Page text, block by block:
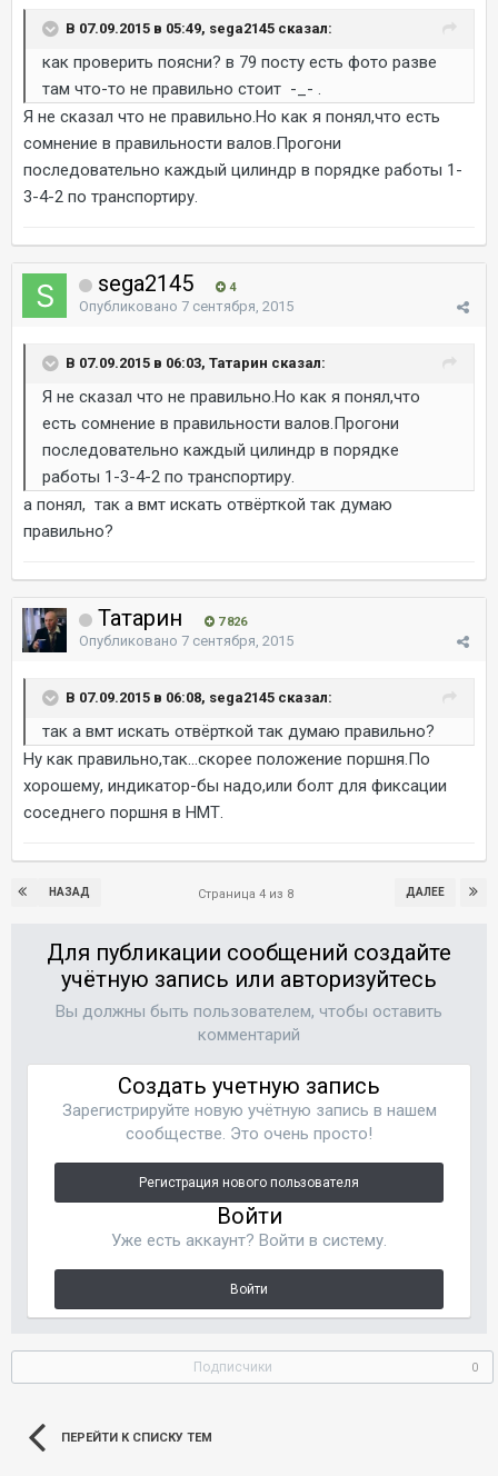
В 07.09.2015 в 05:49, sega2145 сказал:
как проверить поясни? в 79 посту есть фото разве
там что-то не правильно стоит -_- .
Я не сказал что не правильно.Но как я понял,что есть
сомнение в правильности валов.Прогони
последовательно каждый цилиндр в порядке работы 1-
3-4-2 по транспортиру.
sega2145 4
Опубликовано 7 сентября, 2015
В 07.09.2015 в 06:03, Татарин сказал:
Я не сказал что не правильно.Но как я понял,что
есть сомнение в правильности валов.Прогони
последовательно каждый цилиндр в порядке
работы 1-3-4-2 по транспортиру.
а понял, так а вмт искать отвёрткой так думаю
правильно?
Татарин 7 826
Опубликовано 7 сентября, 2015
В 07.09.2015 в 06:08, sega2145 сказал:
так а вмт искать отвёрткой так думаю правильно?
Ну как правильно,так...скорее положение поршня.По
хорошему, индикатор-бы надо,или болт для фиксации
соседнего поршня в НМТ.
НАЗАД ДАЛЕЕ
Страница 4 из 8
Для публикации сообщений создайте
учётную запись или авторизуйтесь
Вы должны быть пользователем, чтобы оставить
комментарий
Создать учетную запись
Зарегистрируйте новую учётную запись в нашем
сообществе. Это очень просто!
Регистрация нового пользователя
Войти
Уже есть аккаунт? Войти в систему.
Войти
Подписчики 0
ПЕРЕЙТИ К СПИСКУ ТЕМ